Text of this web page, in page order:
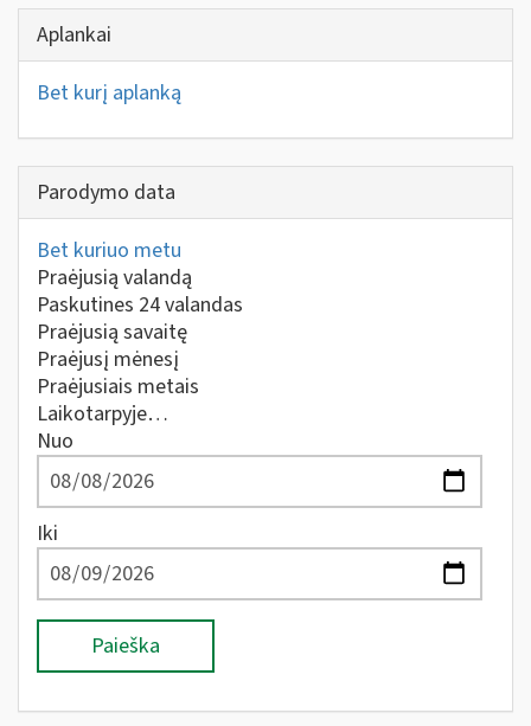
Aplankai
Bet kurį aplanką
Parodymo data
Bet kuriuo metu
Praėjusią valandą
Paskutines 24 valandas
Praėjusią savaitę
Praėjusį mėnesį
Praėjusiais metais
Laikotarpyje…
Nuo
Iki
Paieška